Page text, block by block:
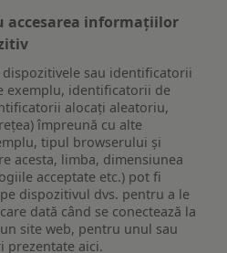
accesarea informațiilor
sau identificatorii
exemplu, identificatorii de
alocați aleatoriu,
împreună cu alte
tipul browserului și
acesta, limba, dimensiunea
acceptate etc.) pot fi
dispozitivul dvs. pentru a le
dată când se conectează la
site web, pentru unul sau
prezentate aici.